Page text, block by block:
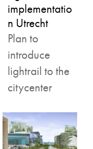
implementatio
n Utrecht
Plan to
introduce
lightrail to the
citycenter